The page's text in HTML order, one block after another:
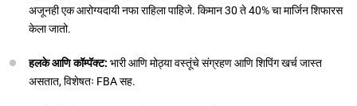
अजूनही एक आरोग्यदायी नफा राहिला पाहिजे. किमान 30 ते 40% चा मार्जिन शिफारस
केला जातो.
हलके आणि कॉम्पॅक्ट: भारी आणि मोठ्या वस्तूंचे संग्रहण आणि शिपिंग खर्च जास्त
असतात, विशेषतः FBA सह.